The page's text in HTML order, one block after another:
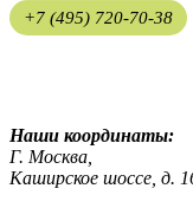
+7 (495) 720-70-38
Наши координаты:
Г. Москва,
Каширское шоссе, д.